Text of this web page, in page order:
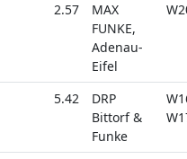
2.57
MAX
FUNKE,
Adenau-
Eifel
5.42
DRP
Bittorf &
Funke